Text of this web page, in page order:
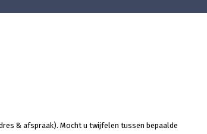
& afspraak). Mocht u twijfelen tussen bepaalde